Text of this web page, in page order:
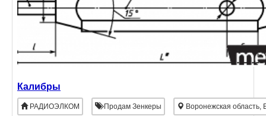
Калибры
РАДИОЭЛКОМ Продам Зенкеры Воронежская область,